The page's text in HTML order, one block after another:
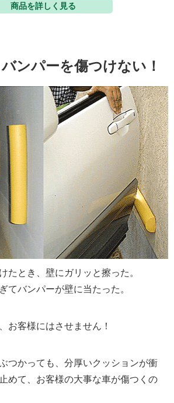
商品を詳しく見る
ンパーを傷つけない！
たとき、壁にガリッと擦った。
てバンパーが壁に当たった。
お客様にはさせません！
つかっても、分厚いクッションが衝
めて、お客様の大事な車が傷つくの